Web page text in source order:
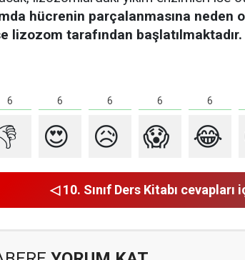
hücrenin parçalanmasına neden
lizozom tarafından başlatılmaktadır.
6 6 6 6 6
😍 😥 😱 😂
◁ 10. Sınıf Ders Kitabı cevapları